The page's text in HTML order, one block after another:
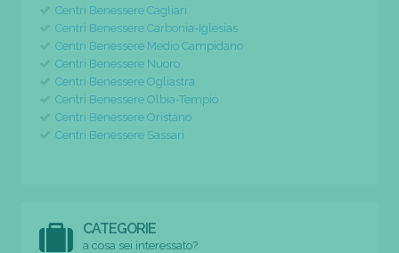
Centri Benessere Cagliari
Centri Benessere Carbonia-Iglesias
Centri Benessere Medio Campidano
Centri Benessere Nuoro
Centri Benessere Ogliastra
Centri Benessere Olbia-Tempio
Centri Benessere Oristano
Centri Benessere Sassari
CATEGORIE
a cosa sei interessato?